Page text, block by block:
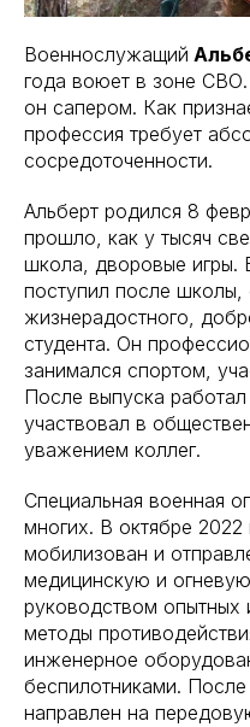
Военнослужащий
года воюет в зоне
он сапером. Как
профессия требует
сосредоточенности.
Альберт родился 8
прошло, как у тысяч
школа, дворовые игры.
поступил после школы,
жизнерадостного,
студента. Он
занимался спортом,
После выпуска
участвовал в
уважением коллег.
Специальная военная
многих. В октябре 2022
мобилизован и
медицинскую и
руководством опытных
методы
инженерное
беспилотниками.
направлен на